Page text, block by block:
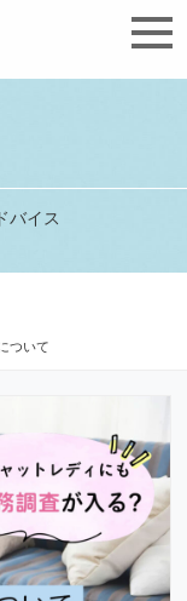
バイス
ついて